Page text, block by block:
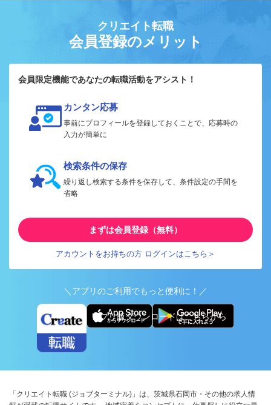
クリエイト転職
会員登録のメリット
会員限定機能であなたの転職活動をアシスト！
カンタン応募
事前にプロフィールを登録しておくことで、応募時の
入力が簡単に
検索条件の保存
繰り返し検索する条件を保存して、条件設定の手間を
省略
まずは会員登録（無料）
アカウントをお持ちの方 ログインはこちら＞
＼アプリのご利用でもっと便利に！／
アプリ版ダウンロードはこちらから
「クリエイト転職 (ジョブターミナル)」は、茨城県石岡市・その他の求人情